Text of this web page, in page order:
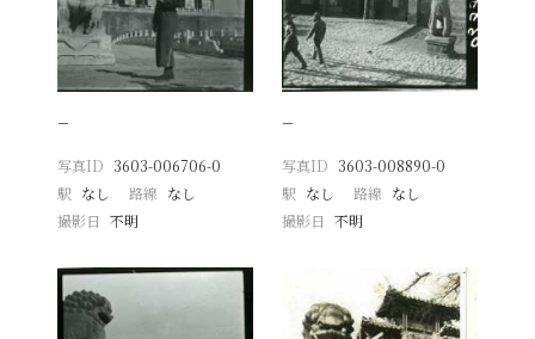
−
写真ID 3603-006706-0
駅 なし 路線 なし
撮影日
不明
−
写真ID 3603-008890-0
駅 なし 路線 なし
撮影日 不明